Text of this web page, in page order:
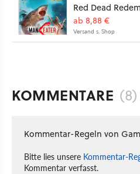
Red Dead
ab 8,88 €
Versand s. Shop
KOMMENTARE (8)
Kommentar-Regeln von
Bitte lies unsere Kommentar-
Kommentar verfasst.